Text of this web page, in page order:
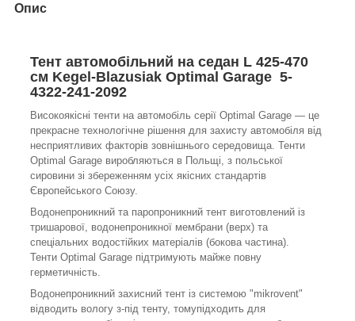
Опис
Тент автомобільний на седан L 425-470
см Kegel-Blazusiak Optimal Garage 5-
4322-241-2092
Високоякісні тенти на автомобіль серії Optimal Garage — це
прекрасне технологічне рішення для захисту автомобіля від
несприятливих факторів зовнішнього середовища. Тенти
Optimal Garage виробляються в Польщі, з польської
сировини зі збереженням усіх якісних стандартів
Європейського Союзу.
Водонепроникний та паропроникний тент виготовлений із
тришарової, водонепроникної мембрани (верх) та
спеціальних водостійких матеріалів (бокова частина).
Тенти Optimal Garage підтримують майже повну
герметичність.
Водонепроникний захисний тент із системою "mikrovent"
відводить вологу з-під тенту, томупідходить для